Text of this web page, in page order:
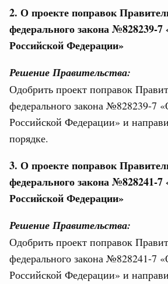
2. О проекте поправок
федерального закона №828239-
Российской Федерации»
Решение Правительства:
Одобрить проект поправок
федерального закона №828239-7
Российской Федерации» и
порядке.
3. О проекте поправок
федерального закона №828241-
Российской Федерации»
Решение Правительства:
Одобрить проект поправок
федерального закона №828241-7
Российской Федерации» и
«Цифровая индустрия
высших достижений и массовый
и Михаил
физкультурника
инновации. Некоммерческие
волонтёрство. Благотворительность
поздравила
Правительства Татьяна Голикова
движения «Волонтёры-медики» с
Вчера
городов. Городская среда
провёл заседание